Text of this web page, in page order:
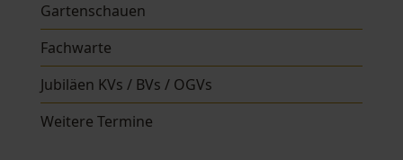
Gartenschauen
Fachwarte
Jubiläen KVs / BVs / OGVs
Weitere Termine